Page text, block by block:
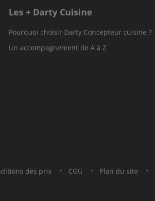
Les + Darty Cuisine
Pourquoi choisir Darty Concepteur cuisine ?
Un accompagnement de A à Z
des prix CGU Plan du site